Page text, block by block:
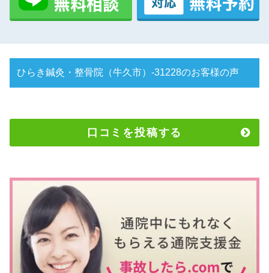
ひらき鍼灸・整骨院（牛久市）-31228のお客様の声
口コミを投稿する